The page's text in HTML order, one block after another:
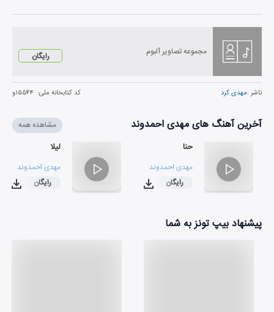
مجموعه تصاویر آلبوم رایگان
ناشر :مهدی کرد کد کتابخانه ملی: ۱۵۵۴۴و
آخرین آهنگ های مهدی احمدوند مشاهده همه
حنا
مهدی احمدوند
۰۳:۱۲
رایگان
لیلا
مهدی احمدوند
۰۳:۵۲
رایگان
پیشنهاد بیپ تونز به شما